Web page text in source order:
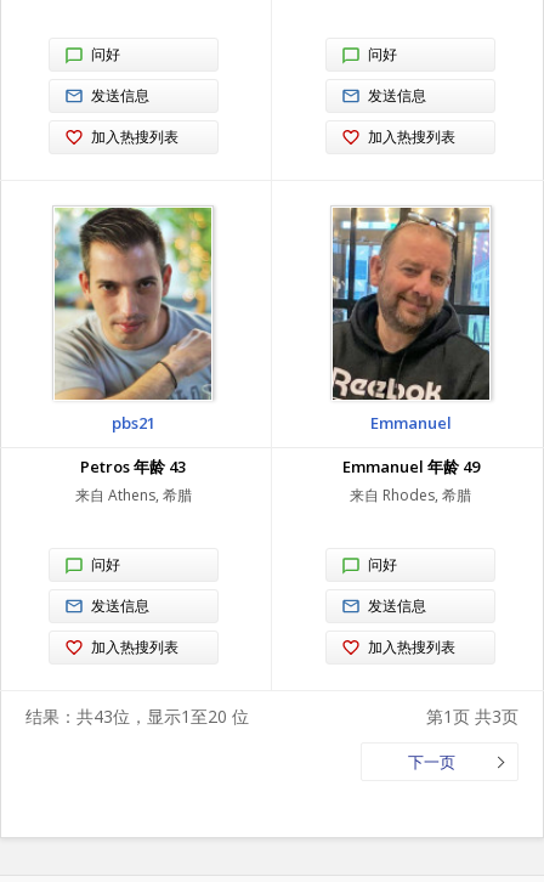
问好
发送信息
加入热搜列表
问好
发送信息
加入热搜列表
pbs21
Petros 年龄 43
来自 Athens, 希腊
问好
发送信息
加入热搜列表
Emmanuel
Emmanuel 年龄 49
来自 Rhodes, 希腊
问好
发送信息
加入热搜列表
第1页 共3页
下一页
结果：共43位，显示1至20 位